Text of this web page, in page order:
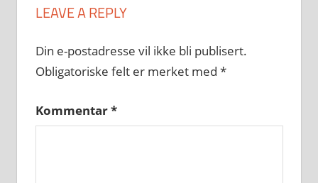
LEAVE A REPLY
Din e-postadresse vil ikke bli publisert.
Obligatoriske felt er merket med *
Kommentar*